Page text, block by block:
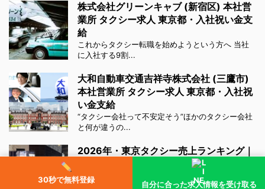
株式会社グリーンキャブ (新宿区) 本社営
業所 タクシー求人 東京都・入社祝い金支
給
これからタクシー転職を始めようという方へ 当社
に入社する9割...
大和自動車交通吉祥寺株式会社 (三鷹市)
本社営業所 タクシー求人 東京都・入社祝
い金支給
“タクシー会社って不安定そう”ほかのタクシー会社
と何が違うの...
2026年・東京タクシー売上ランキング｜
会社別・1台あたり日車営収を比較
「日車営収」の数字は、タクシー会社選びの重要な
ポイントの一つ...
30秒で無料登録
自分に合った求人情報を受け取る